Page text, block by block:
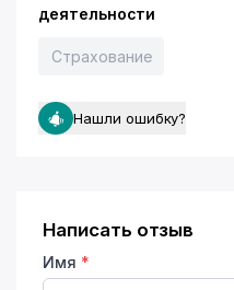
деятельности
Страхование
Нашли ошибку?
Написать отзыв
Имя *